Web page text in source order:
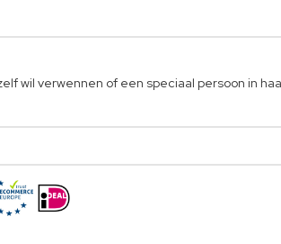
wil verwennen of een speciaal persoon in